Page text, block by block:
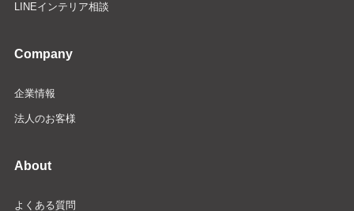
LINEインテリア相談
Company
企業情報
法人のお客様
About
よくある質問